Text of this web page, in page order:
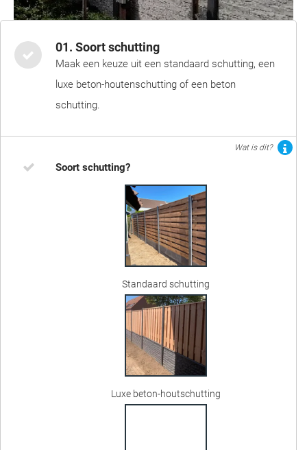
01. Soort schutting
Maak een keuze uit een standaard schutting, een
luxe beton-houtenschutting of een beton
schutting.
Wat is dit?
Soort schutting?
Standaard schutting
Luxe beton-houtschutting